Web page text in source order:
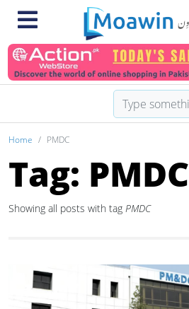
Home PMDC
Tag: PMDC
Showing all posts with tag PMDC